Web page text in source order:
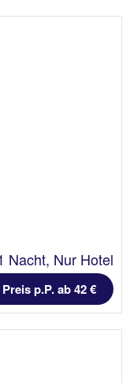
Nacht, Nur Hotel
Preis p.P. ab 42 €